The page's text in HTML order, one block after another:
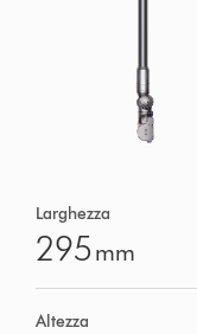
Larghezza
295 mm
Altezza